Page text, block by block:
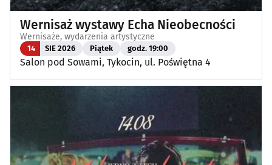
Wernisaż wystawy Echa Nieobecności
Wernisaże, wydarzenia artystyczne
14 SIE 2026 Piątek godz. 19:00
Salon pod Sowami, Tykocin, ul. Poświętna 4